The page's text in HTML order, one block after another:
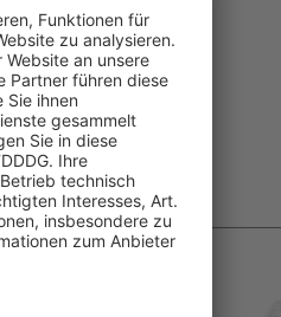
Werkstoff: